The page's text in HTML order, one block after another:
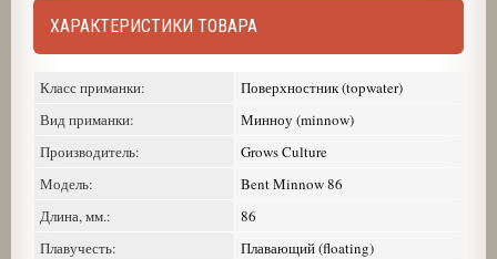
ХАРАКТЕРИСТИКИ ТОВАРА
Класс приманки:
Поверхностник (topwater)
Вид приманки:
Минноу (minnow)
Производитель:
Grows Culture
Модель:
Bent Minnow 86
Длина, мм.:
86
Плавучесть:
Плавающий (floating)